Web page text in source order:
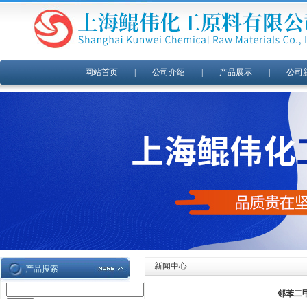
网站首页 公司介绍 产品展示 公司
产品搜索 新闻中心
邻苯二